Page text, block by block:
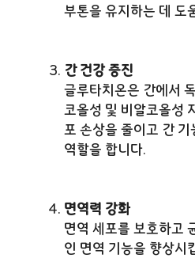
부톤을 유지하는 데 도
간 건강 증진
글루타치온은 간에서
코올성 및 비알코올성
포 손상을 줄이고 간
역할을 합니다.
면역력 강화
면역 세포를 보호하고
인 면역 기능을 향상시